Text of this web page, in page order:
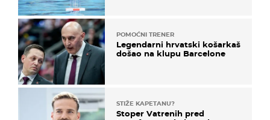
POMOĆNI TRENER
Legendarni hrvatski košarkaš
došao na klupu Barcelone
STIŽE KAPETANU?
Stoper Vatrenih pred